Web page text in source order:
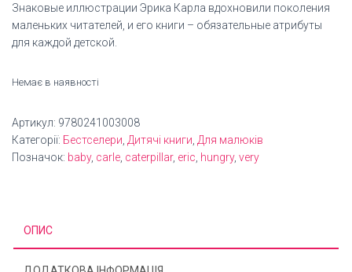
Знаковые иллюстрации Эрика Карла вдохновили поколения
маленьких читателей, и его книги – обязательные атрибуты
для каждой детской.
Немає в наявності
Артикул: 9780241003008
Категорії: Бестселери Дитячі книги Для малюків
Позначок: baby, carle caterpillar, eric hungry, very
ОПИС